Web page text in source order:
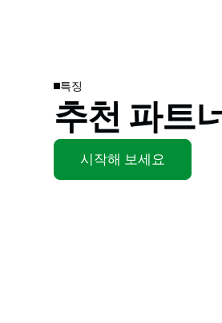
특징
추천 파트
시작해 보세요